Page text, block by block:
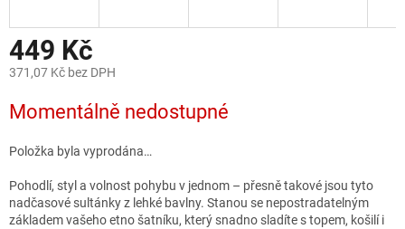
449 Kč
371,07 Kč bez DPH
cena:
Momentálně nedostupné
Položka byla vyprodána…
Pohodlí, styl a volnost pohybu v jednom – přesně takové jsou tyto
nadčasové sultánky z lehké bavlny. Stanou se nepostradatelným
základem vašeho etno šatníku, který snadno sladíte s topem, košilí i